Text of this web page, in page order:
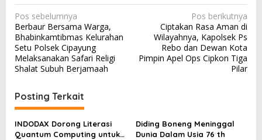
N
a
v
i
a
s
i
Pos sebelumnya
Berbaur Bersama Warga,
Bhabinkamtibmas Kelurahan
Setu Polsek Cipayung
Melaksanakan Safari Religi
Shalat Subuh Berjamaah
Pos berikutnya
Ciptakan Rasa Aman di
Wilayahnya, Kapolsek Ps
Rebo dan Dewan Kota
Pimpin Apel Ops Cipkon Tiga
Pilar
Posting Terkait
INDODAX Dorong Literasi
Quantum Computing untuk
Diding Boneng Meninggal
Dunia Dalam Usia 76 th